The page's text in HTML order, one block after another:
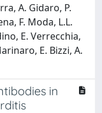
A. Gidaro, P.
F. Moda, L.L.
E. Verrecchia,
E. Bizzi, A.
in